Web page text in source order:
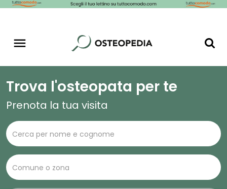
Trova l'osteopata per te
Prenota la tua visita